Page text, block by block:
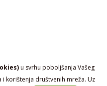
u svrhu poboljšanja Vašeg
korištenja društvenih mreža. Uz